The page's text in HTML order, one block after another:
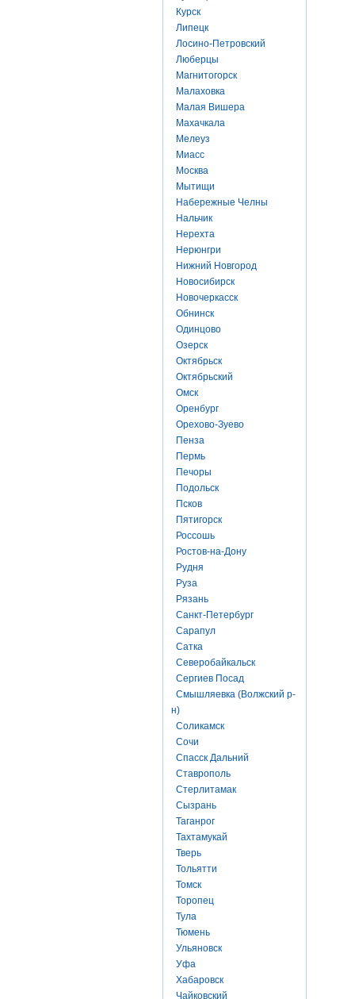
Курск
Липецк
Лосино-Петровский
Люберцы
Магнитогорск
Малаховка
Малая Вишера
Махачкала
Мелеуз
Миасс
Москва
Мытищи
Набережные Челны
Нальчик
Нерехта
Нерюнгри
Нижний Новгород
Новосибирск
Новочеркасск
Обнинск
Одинцово
Озерск
Октябрьск
Октябрьский
Омск
Оренбург
Орехово-Зуево
Пенза
Пермь
Печоры
Подольск
Псков
Пятигорск
Россошь
Ростов-на-Дону
Рудня
Руза
Рязань
Санкт-Петербург
Сарапул
Сатка
Северобайкальск
Сергиев Посад
Смышляевка (Волжский р-
н)
Соликамск
Сочи
Спасск Дальний
Ставрополь
Стерлитамак
Сызрань
Таганрог
Тахтамукай
Тверь
Тольятти
Томск
Торопец
Тула
Тюмень
Ульяновск
Уфа
Хабаровск
Чайковский